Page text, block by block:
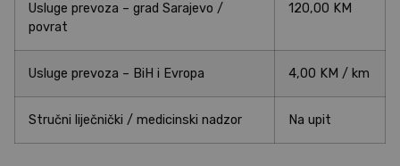
Usluge prevoza – grad Sarajevo /
povrat
120,00 KM
Usluge prevoza – BiH i Evropa 4,00 KM / km
Stručni liječnički / medicinski nadzor Na upit